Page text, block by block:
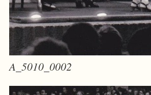
A_5010_0002